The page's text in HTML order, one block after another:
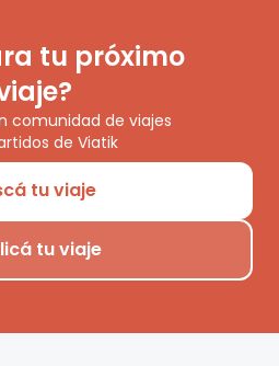
tu próximo
comunidad de viajes
de Viatik
tu viaje
tu viaje